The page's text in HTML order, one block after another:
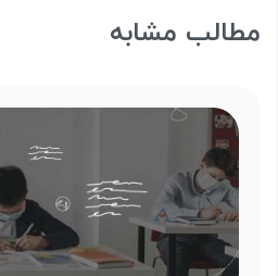
مطالب مشابه